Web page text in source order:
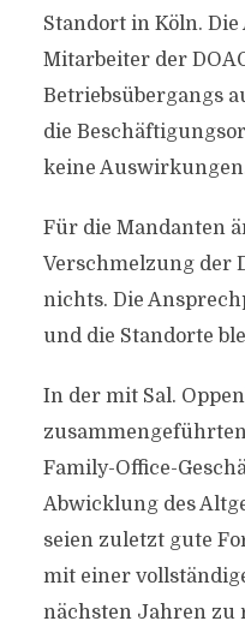
Standort in Köln.
Mitarbeiter der
Betriebsübergangs
die
keine
Für die Mandanten
Verschmelzung der
nichts. Die
und die Standorte
In der mit Sal.
Family-Office-
Abwicklung des
seien zuletzt gute
mit einer
nächsten Jahren zu